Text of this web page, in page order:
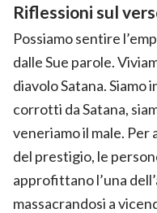
Riflessioni sul
Possiamo sentire
dalle Sue parole.
diavolo Satana.
corrotti da Satana,
veneriamo il male. Per
del prestigio, le
approfittano l’una
massacrandosi a